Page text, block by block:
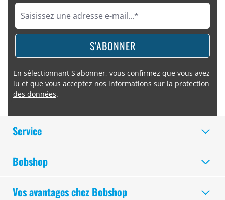
S'ABONNER
En sélectionnant S'abonner, vous confirmez que vous avez
lu et que vous acceptez nos informations sur la protection
des données.
Service
Bobshop
Vos avantages chez Bobshop